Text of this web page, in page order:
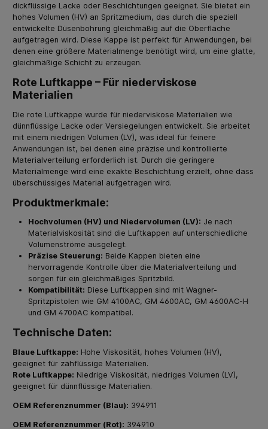
dickflüssige Lacke oder Beschichtungen geeignet. Sie bietet ein
hohes Volumen (HV) an Spritzmedium, das durch die speziell
entwickelte Düsenbohrung gleichmäßig auf die Oberfläche
aufgetragen wird. Diese Kappe ist perfekt für Anwendungen, bei
denen eine größere Materialmenge benötigt wird, um eine glatte,
gleichmäßige Schicht zu erzeugen.
Rote Luftkappe – Für niederviskose
Materialien
Die rote Luftkappe wurde für niederviskose Materialien wie
dünnflüssige Lacke oder Versiegelungen entwickelt. Sie arbeitet
mit einem niedrigen Volumen (LV), was ideal für feinere
Anwendungen ist, bei denen eine präzise und kontrollierte
Materialverteilung erforderlich ist. Durch die geringere
Materialmenge wird eine exakte Beschichtung erzielt, ohne dass
überschüssiges Material aufgetragen wird.
Produktmerkmale:
Hochvolumen (HV) und Niedervolumen (LV): Je nach
Materialviskosität sind die Luftkappen auf unterschiedliche
Volumenströme ausgelegt.
Präzise Steuerung: Beide Kappen bieten eine
hervorragende Kontrolle über die Materialverteilung und
sorgen für ein gleichmäßiges Spritzbild.
Kompatibilität: Diese Luftkappen sind mit Wagner-
Spritzpistolen wie GM 4100AC, GM 4600AC, GM 4600AC-H
und GM 4700AC kompatibel.
Technische Daten:
Blaue Luftkappe: Hohe Viskosität, hohes Volumen (HV),
geeignet für zähflüssige Materialien.
Rote Luftkappe: Niedrige Viskosität, niedriges Volumen (LV),
geeignet für dünnflüssige Materialien.
OEM Referenznummer (Blau): 394911
OEM Referenznummer (Rot): 394910